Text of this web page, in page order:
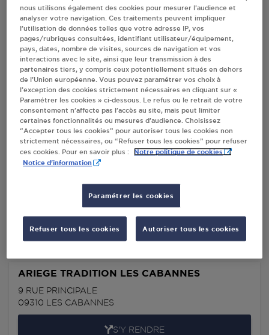
Villes
SPAR TORRES LES CABANNES
5 BIS RUE PRINCIPALE
09310LES CABANNES
S'Y RENDRE
BOIS CABANNAIS LES CABANNES
LES CABANNES
S'Y RENDRE
ARIEGE TRADITION LES CABANNES
9 RUE PRINCIPALE
09310 LES CABANNES
S'Y RENDRE
nous utilisons également des cookies pour mesurer l’audience et
analyser votre navigation. Ces traitements peuvent impliquer
l’utilisation de données telles que votre adresse IP, vos
pages/rubriques consultées, identifiant utilisateur/équipement,
pays, dates, nombre de visites, sources de navigation et vos
interactions avec le site, ainsi que leur transmission à des
partenaires tiers, y compris ceux potentiellement situés en dehors
de l’Union européenne. Vous pouvez paramétrer vos choix à
l’exception des cookies strictement nécessaires en cliquant sur «
Paramétrer les cookies » ci-dessous. Le refus ou le retrait de votre
consentement n’affecte pas l’accès au site, mais peut limiter
certaines fonctionnalités ou mesures d’audience. Choisissez
“Accepter tous les cookies” pour autoriser tous les cookies non
strictement nécessaires, ou “Refuser tous les cookies” pour refuser
ces cookies. Pour en savoir plus :
Notre politique de cookies
Notice d'information
Paramétrer les cookies
Refuser tous les cookies Autoriser tous les cookies